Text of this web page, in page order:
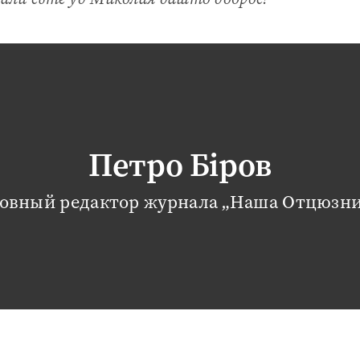
Петро Біров
редактор журнала „Наша